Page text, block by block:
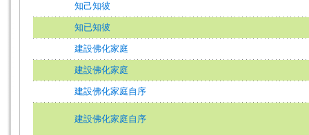
知己知彼
知已知彼
建設佛化家庭
建設佛化家庭
建設佛化家庭自序
建設佛化家庭自序